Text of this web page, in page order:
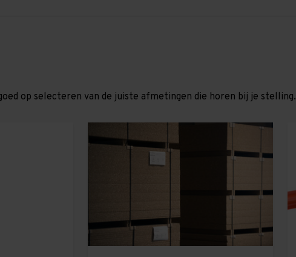
op selecteren van de juiste afmetingen die horen bij je stelling.